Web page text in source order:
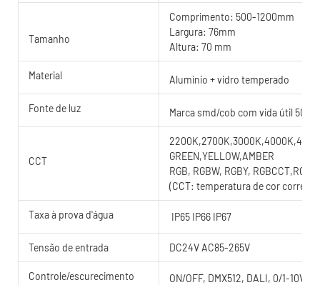
Tamanho
Comprimento: 500-1200mm
Largura: 76mm
Altura: 70 mm
Material Alumínio + vidro temperado
Fonte de luz Marca smd/cob com vida útil
CCT
GREEN,YELLOW,AMBER
RGB, RGBW, RGBY,
(CCT: temperatura de cor
Taxa à prova d'água IP65 IP66 IP67
Tensão de entrada DC24V AC85-265V
Controle/escurecimento ON/OFF, DMX512, DALI, 0/1-10V,